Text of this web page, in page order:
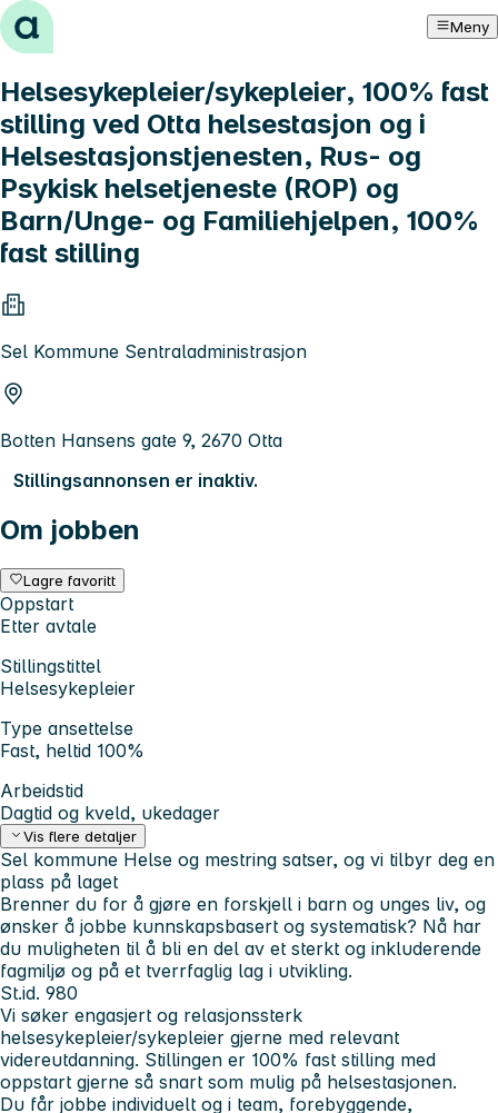
Hopp til innhold Meny
Helsesykepleier/sykepleier, 100% fast
stilling ved Otta helsestasjon og i
Helsestasjonstjenesten, Rus- og
Psykisk helsetjeneste (ROP) og
Barn/Unge- og Familiehjelpen, 100%
fast stilling
Sel Kommune Sentraladministrasjon
Botten Hansens gate 9, 2670 Otta
Stillingsannonsen er inaktiv.
Om jobben
Lagre favoritt
Oppstart
Etter avtale
Stillingstittel
Helsesykepleier
Type ansettelse
Fast, heltid 100%
Arbeidstid
Dagtid og kveld, ukedager
Vis flere detaljer
Sel kommune Helse og mestring satser, og vi tilbyr deg en
plass på laget
Brenner du for å gjøre en forskjell i barn og unges liv, og
ønsker å jobbe kunnskapsbasert og systematisk? Nå har
du muligheten til å bli en del av et sterkt og inkluderende
fagmiljø og på et tverrfaglig lag i utvikling.
St.id. 980
Vi søker engasjert og relasjonssterk
helsesykepleier/sykepleier gjerne med relevant
videreutdanning. Stillingen er 100% fast stilling med
oppstart gjerne så snart som mulig på helsestasjonen.
Du får jobbe individuelt og i team, forebyggende,